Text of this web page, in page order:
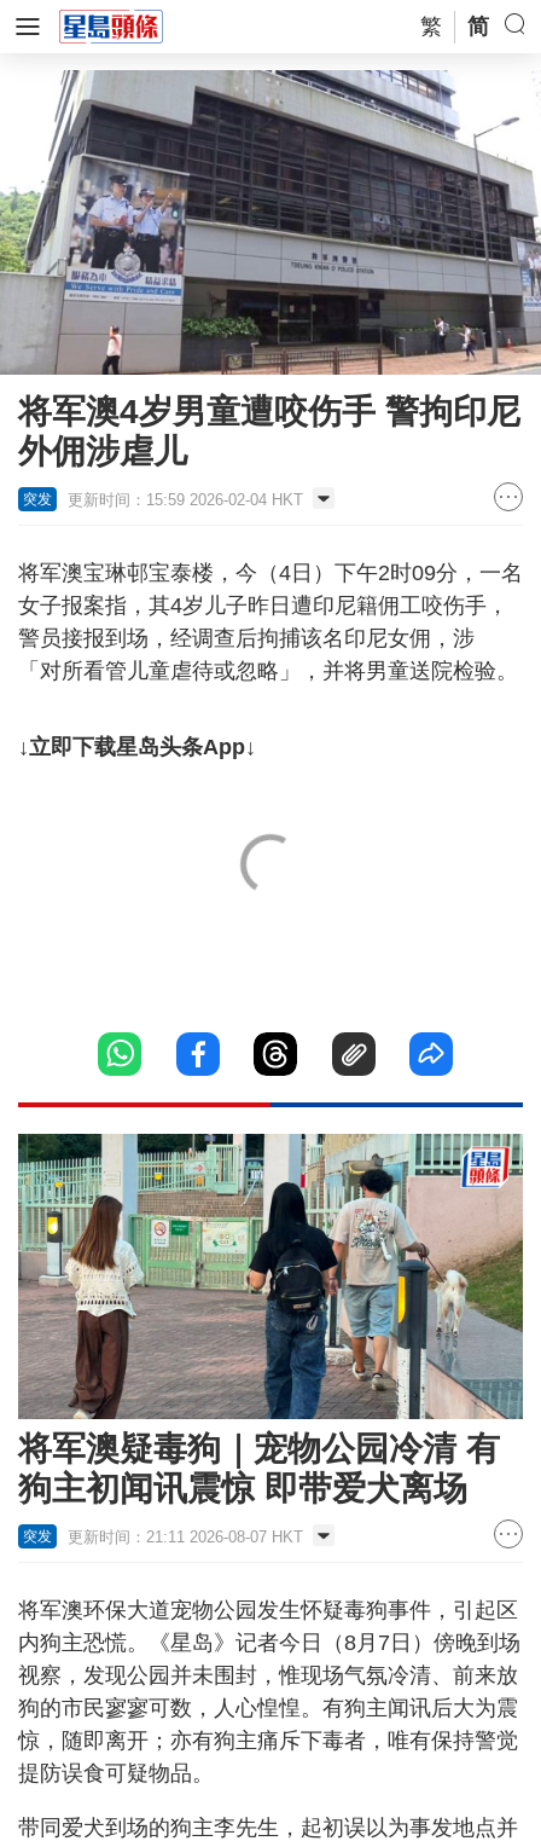
繁 简
将军澳4岁男童遭咬伤手 警拘印尼
外佣涉虐儿
突发 更新时间：15:59 2026-02-04 HKT
将军澳宝琳邨宝泰楼，今（4日）下午2时09分，一名
女子报案指，其4岁儿子昨日遭印尼籍佣工咬伤手，
警员接报到场，经调查后拘捕该名印尼女佣，涉
「对所看管儿童虐待或忽略」，并将男童送院检验。
↓立即下载星岛头条App↓
将军澳疑毒狗｜宠物公园冷清 有
狗主初闻讯震惊 即带爱犬离场
突发 更新时间：21:11 2026-08-07 HKT
将军澳环保大道宠物公园发生怀疑毒狗事件，引起区
内狗主恐慌。《星岛》记者今日（8月7日）傍晚到场
视察，发现公园并未围封，惟现场气氛冷清、前来放
狗的市民寥寥可数，人心惶惶。有狗主闻讯后大为震
惊，随即离开；亦有狗主痛斥下毒者，唯有保持警觉
提防误食可疑物品。
带同爱犬到场的狗主李先生，起初误以为事发地点并